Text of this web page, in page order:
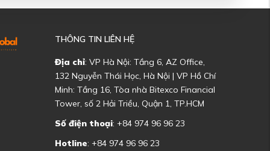
THÔNG TIN LIÊN HỆ
Địa chỉ: VP Hà Nội: Tầng 6, AZ Office,
132 Nguyễn Thái Học, Hà Nội | VP Hồ Chí
Minh: Tầng 16, Tòa nhà Bitexco Financial
Tower, số 2 Hải Triều, Quận 1, TP.HCM
Số điện thoại: +84 974 96 96 23
Hotline: +84 974 96 96 23